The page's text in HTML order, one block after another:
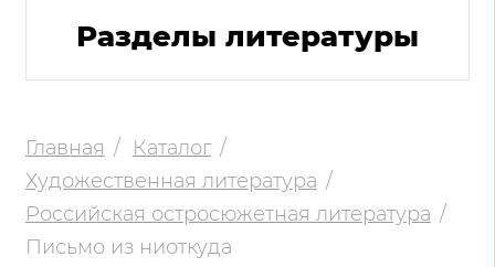
Разделы литературы
Главная
Каталог
Художественная литература
Российская остросюжетная литература
Письмо из ниоткуда